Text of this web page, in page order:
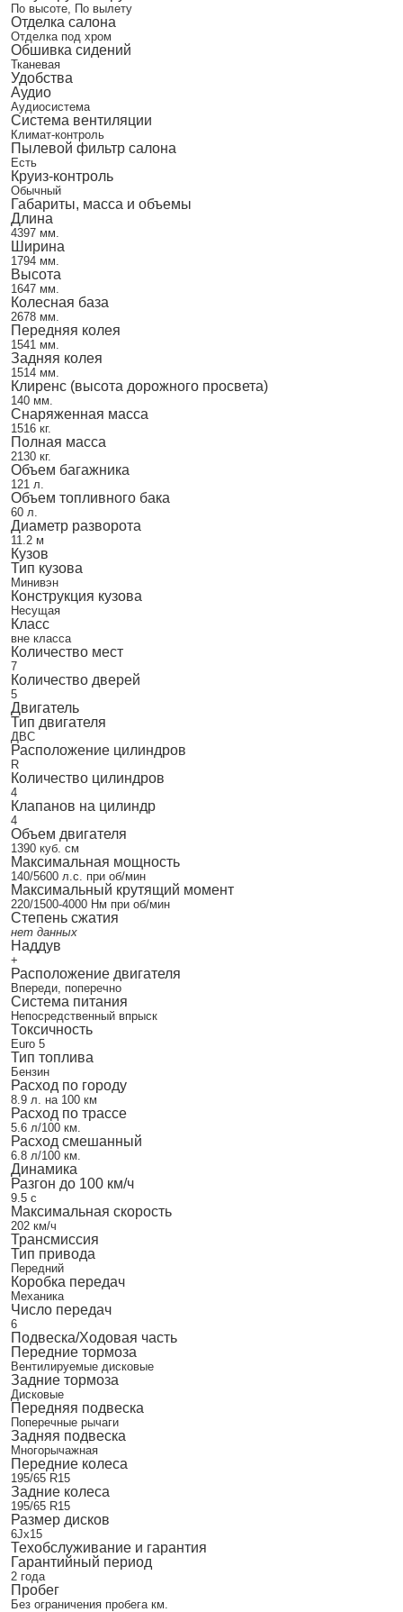
По высоте, По вылету
Отделка салона
Отделка под хром
Обшивка сидений
Тканевая
Удобства
Аудио
Аудиосистема
Система вентиляции
Климат-контроль
Пылевой фильтр салона
Есть
Круиз-контроль
Обычный
Габариты, масса и объемы
Длина
4397 мм.
Ширина
1794 мм.
Высота
1647 мм.
Колесная база
2678 мм.
Передняя колея
1541 мм.
Задняя колея
1514 мм.
Клиренс (высота дорожного просвета)
140 мм.
Снаряженная масса
1516 кг.
Полная масса
2130 кг.
Объем багажника
121 л.
Объем топливного бака
60 л.
Диаметр разворота
11.2 м
Кузов
Тип кузова
Минивэн
Конструкция кузова
Несущая
Класс
вне класса
Количество мест
7
Количество дверей
5
Двигатель
Тип двигателя
ДВС
Расположение цилиндров
R
Количество цилиндров
4
Клапанов на цилиндр
4
Объем двигателя
1390 куб. см
Максимальная мощность
140/5600 л.с. при об/мин
Максимальный крутящий момент
220/1500-4000 Нм при об/мин
Степень сжатия
нет данных
Наддув
+
Расположение двигателя
Впереди, поперечно
Система питания
Непосредственный впрыск
Токсичность
Euro 5
Тип топлива
Бензин
Расход по городу
8.9 л. на 100 км
Расход по трассе
5.6 л/100 км.
Расход смешанный
6.8 л/100 км.
Динамика
Разгон до 100 км/ч
9.5 с
Максимальная скорость
202 км/ч
Трансмиссия
Тип привода
Передний
Коробка передач
Механика
Число передач
6
Подвеска/Ходовая часть
Передние тормоза
Вентилируемые дисковые
Задние тормоза
Дисковые
Передняя подвеска
Поперечные рычаги
Задняя подвеска
Многорычажная
Передние колеса
195/65 R15
Задние колеса
195/65 R15
Размер дисков
6Jx15
Техобслуживание и гарантия
Гарантийный период
2 года
Пробег
Без ограничения пробега км.